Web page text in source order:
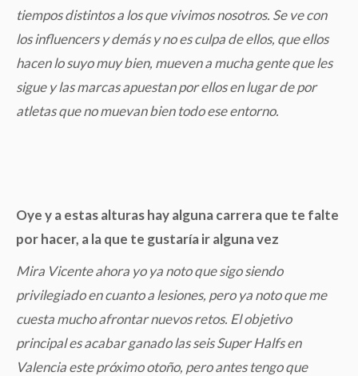
tiempos distintos a los que vivimos nosotros. Se ve con
los influencers y demás y no es culpa de ellos, que ellos
hacen lo suyo muy bien, mueven a mucha gente que les
sigue y las marcas apuestan por ellos en lugar de por
atletas que no muevan bien todo ese entorno.
Oye y a estas alturas hay alguna carrera que te falte
por hacer, a la que te gustaría ir alguna vez
Mira Vicente ahora yo ya noto que sigo siendo
privilegiado en cuanto a lesiones, pero ya noto que me
cuesta mucho afrontar nuevos retos. El objetivo
principal es acabar ganado las seis Super Halfs en
Valencia este próximo otoño, pero antes tengo que